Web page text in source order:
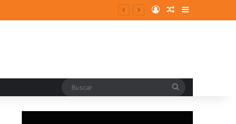
Log InRandom Article
Sidebar